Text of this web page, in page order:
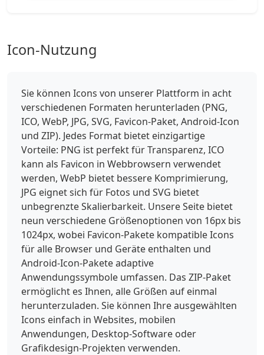
Icon-Nutzung
Sie können Icons von unserer Plattform in acht
verschiedenen Formaten herunterladen (PNG,
ICO, WebP, JPG, SVG, Favicon-Paket, Android-Icon
und ZIP). Jedes Format bietet einzigartige
Vorteile: PNG ist perfekt für Transparenz, ICO
kann als Favicon in Webbrowsern verwendet
werden, WebP bietet bessere Komprimierung,
JPG eignet sich für Fotos und SVG bietet
unbegrenzte Skalierbarkeit. Unsere Seite bietet
neun verschiedene Größenoptionen von 16px bis
1024px, wobei Favicon-Pakete kompatible Icons
für alle Browser und Geräte enthalten und
Android-Icon-Pakete adaptive
Anwendungssymbole umfassen. Das ZIP-Paket
ermöglicht es Ihnen, alle Größen auf einmal
herunterzuladen. Sie können Ihre ausgewählten
Icons einfach in Websites, mobilen
Anwendungen, Desktop-Software oder
Grafikdesign-Projekten verwenden.